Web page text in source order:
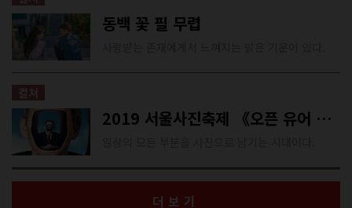
동백 꽃 필 무렵
컬쳐
2019 서울사진축제 《오픈 유어 스토리지: 역사, 순환, 담론》
더보기